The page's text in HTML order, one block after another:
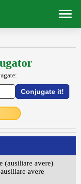
(ausiliare avere)
avere